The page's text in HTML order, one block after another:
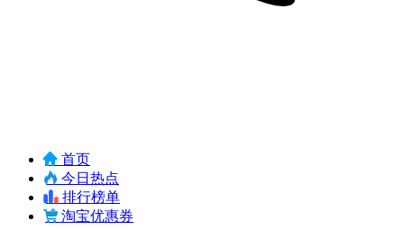
首页
今日热点
排行榜单
淘宝优惠券